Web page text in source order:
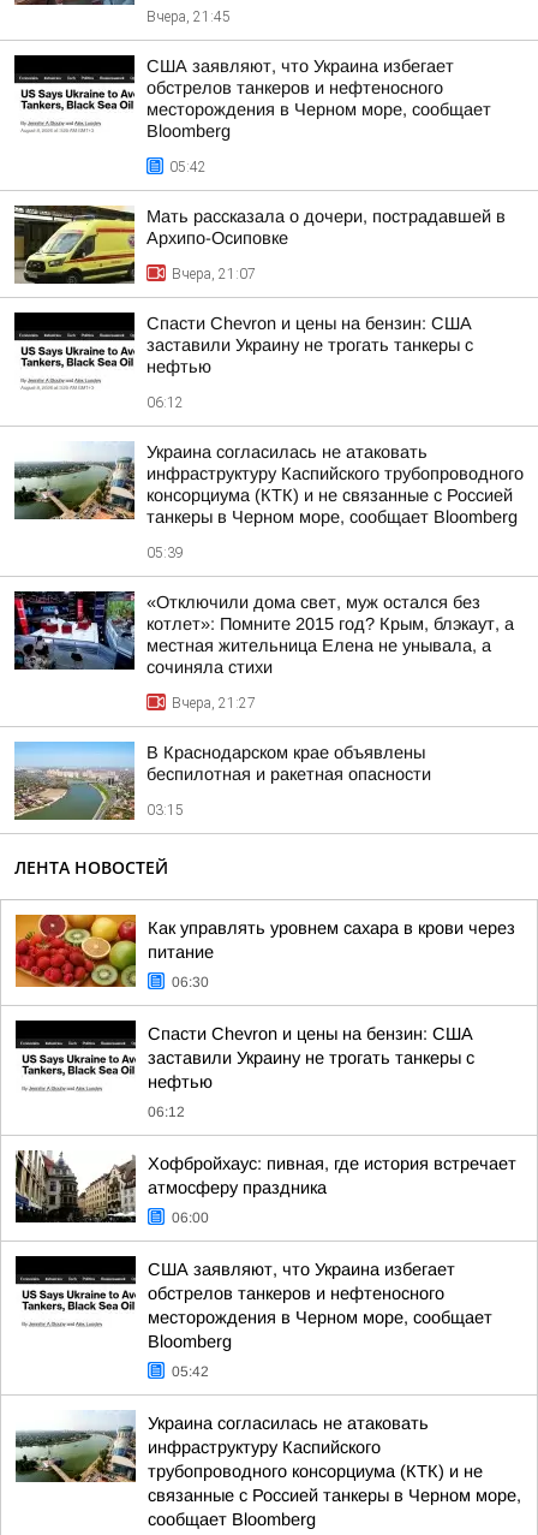
Вчера, 21:45
США заявляют, что Украина избегает
обстрелов танкеров и нефтеносного
месторождения в Черном море, сообщает
Bloomberg
05:42
Мать рассказала о дочери, пострадавшей в
Архипо-Осиповке
Вчера, 21:07
Спасти Chevron и цены на бензин: США
заставили Украину не трогать танкеры с
нефтью
06:12
Украина согласилась не атаковать
инфраструктуру Каспийского трубопроводного
консорциума (КТК) и не связанные с Россией
танкеры в Черном море, сообщает Bloomberg
05:39
«Отключили дома свет, муж остался без
котлет»: Помните 2015 год? Крым, блэкаут, а
местная жительница Елена не унывала, а
сочиняла стихи
Вчера, 21:27
В Краснодарском крае объявлены
беспилотная и ракетная опасности
03:15
ЛЕНТА НОВОСТЕЙ
Как управлять уровнем сахара в крови через
питание
06:30
Спасти Chevron и цены на бензин: США
заставили Украину не трогать танкеры с
нефтью
06:12
Хофбройхаус: пивная, где история встречает
атмосферу праздника
06:00
США заявляют, что Украина избегает
обстрелов танкеров и нефтеносного
месторождения в Черном море, сообщает
Bloomberg
05:42
Украина согласилась не атаковать
инфраструктуру Каспийского
трубопроводного консорциума (КТК) и не
связанные с Россией танкеры в Черном море,
сообщает Bloomberg